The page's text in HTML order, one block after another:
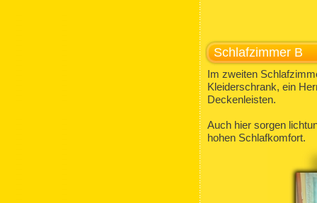
Schlafzimmer B
Im zweiten
Kleiderschrank, ein
Deckenleisten.
Auch hier sorgen
hohen Schlafkomfort.